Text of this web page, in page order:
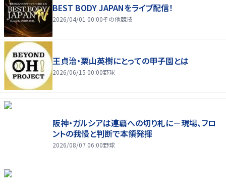
BEST BODY JAPANをライブ配信！
2026/04/01 00:00その他競技
王貞治・栗山英樹にとっての甲子園とは
2026/06/15 00:00野球
阪神・ガルシアは連覇への切り札に－現場、フロ
ントの我慢と判断で本領発揮
2026/08/07 06:00野球